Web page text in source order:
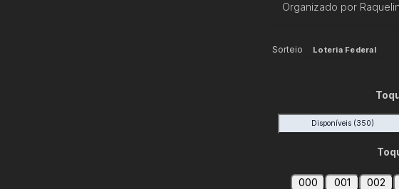
Organizado por
Sorteio Loteria Federal
Disponíveis (350)
000 001 002